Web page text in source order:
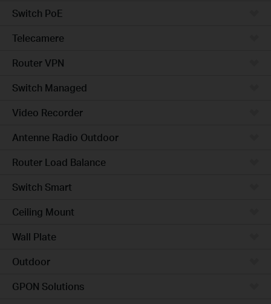
Switch PoE
Telecamere
Router VPN
Switch Managed
Video Recorder
Antenne Radio Outdoor
Router Load Balance
Switch Smart
Ceiling Mount
Wall Plate
Outdoor
GPON Solutions